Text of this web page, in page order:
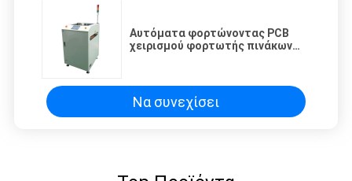
Αυτόματα φορτώνοντας PCB
χειρισμού φορτωτής πινάκων
Να συνεχίσει